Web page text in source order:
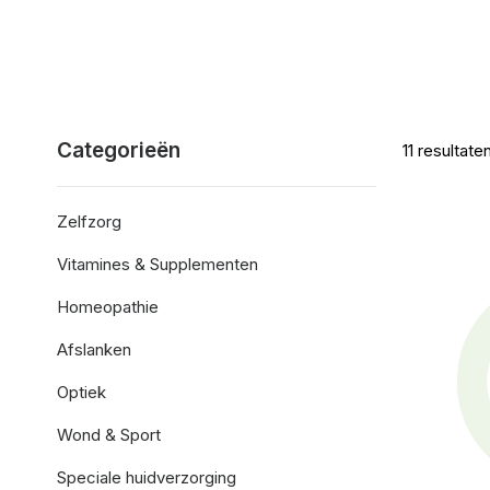
11
Categorieën
Zelfzorg
Vitamines & Supplementen
Homeopathie
Afslanken
Optiek
Wond & Sport
Speciale huidverzorging